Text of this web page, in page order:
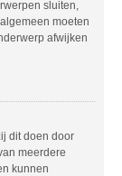
sluiten,
moeten
afwijken
dit doen door
meerdere
kunnen